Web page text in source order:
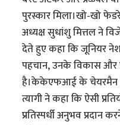
पुरस्कार मिला।खो-खो
अध्यक्ष सुधांशु मित्तल ने
देते हुए कहा कि जूनियर
पहचान, उनके विकास और
है।केकेएफआई के चेयरमैन
त्यागी ने कहा कि ऐसी
प्रतिस्पर्धी अनुभव